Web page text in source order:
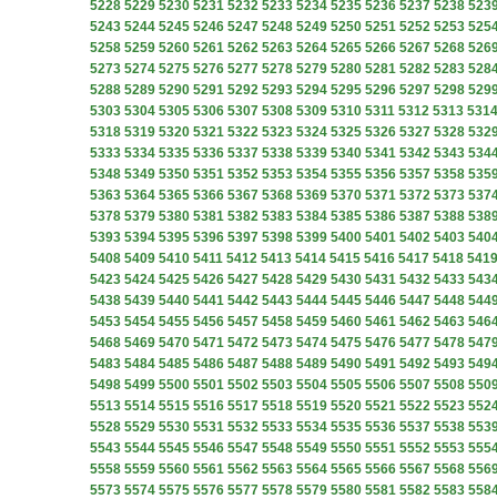
5228 5229 5230 5231 5232 5233 5234 5235 5236 5237 5238
5243 5244 5245 5246 5247 5248 5249 5250 5251 5252 5253
5258 5259 5260 5261 5262 5263 5264 5265 5266 5267 5268
5273 5274 5275 5276 5277 5278 5279 5280 5281 5282 5283
5288 5289 5290 5291 5292 5293 5294 5295 5296 5297 5298
5303 5304 5305 5306 5307 5308 5309 5310 5311 5312 5313 5314
5318 5319 5320 5321 5322 5323 5324 5325 5326 5327 5328
5333 5334 5335 5336 5337 5338 5339 5340 5341 5342 5343
5348 5349 5350 5351 5352 5353 5354 5355 5356 5357 5358
5363 5364 5365 5366 5367 5368 5369 5370 5371 5372 5373
5378 5379 5380 5381 5382 5383 5384 5385 5386 5387 5388
5393 5394 5395 5396 5397 5398 5399 5400 5401 5402 5403
5408 5409 5410 5411 5412 5413 5414 5415 5416 5417 5418 5419
5423 5424 5425 5426 5427 5428 5429 5430 5431 5432 5433
5438 5439 5440 5441 5442 5443 5444 5445 5446 5447 5448
5453 5454 5455 5456 5457 5458 5459 5460 5461 5462 5463
5468 5469 5470 5471 5472 5473 5474 5475 5476 5477 5478
5483 5484 5485 5486 5487 5488 5489 5490 5491 5492 5493
5498 5499 5500 5501 5502 5503 5504 5505 5506 5507 5508
5513 5514 5515 5516 5517 5518 5519 5520 5521 5522 5523
5528 5529 5530 5531 5532 5533 5534 5535 5536 5537 5538
5543 5544 5545 5546 5547 5548 5549 5550 5551 5552 5553
5558 5559 5560 5561 5562 5563 5564 5565 5566 5567 5568
5573 5574 5575 5576 5577 5578 5579 5580 5581 5582 5583